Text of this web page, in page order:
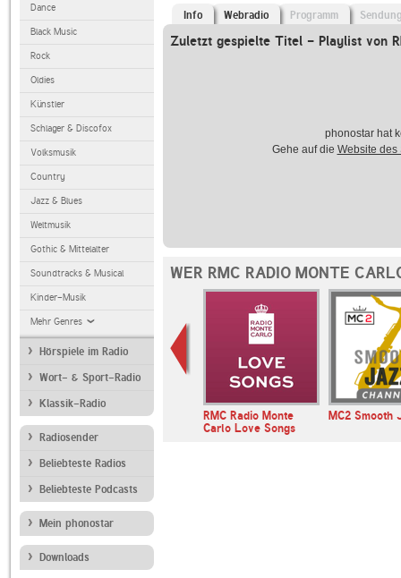
Dance
Black Music
Rock
Oldies
Künstler
Schlager & Discofox
Volksmusik
Country
Jazz & Blues
Weltmusik
Gothic & Mittelalter
Soundtracks & Musical
Kinder-Musik
Mehr Genres
Hörspiele im Radio
Wort- & Sport-Radio
Klassik-Radio
Radiosender
Beliebteste Radios
Beliebteste Podcasts
Mein phonostar
Downloads
Info Webradio Programm
Zuletzt gespielte Titel - Playlist von
phonostar hat
Gehe auf die Website des
WER RMC RADIO MONTE
SWR3
RMC Radio Monte
Carlo Love Songs
MC2 Smooth